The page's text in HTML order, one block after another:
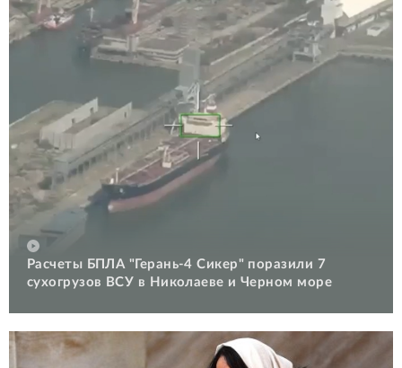
Расчеты БПЛА "Герань-4 Сикер" поразили 7
сухогрузов ВСУ в Николаеве и Черном море